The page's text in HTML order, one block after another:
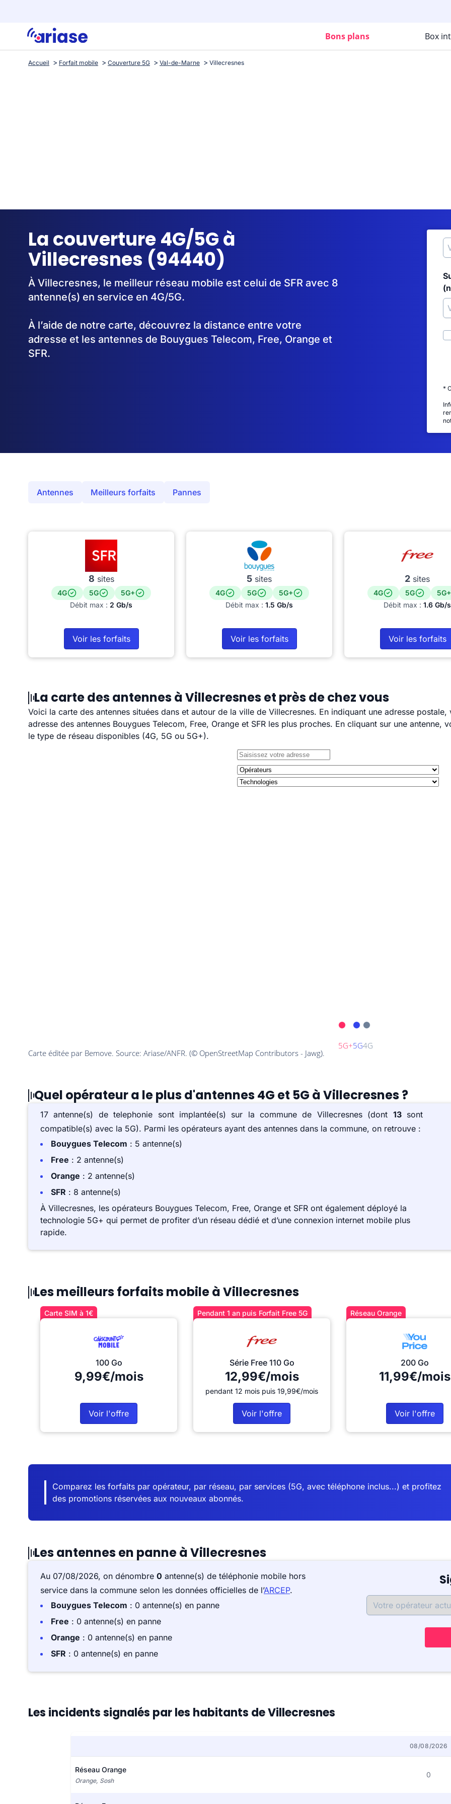
Bons plans Box
Accueil Forfait mobile Couverture 5G Val-de-Marne Villecresnes
La couverture 4G/5G à
Villecresnes (94440)
À Villecresnes, le meilleur réseau mobile est celui de SFR avec 8
antenne(s) en service en 4G/5G.
À l’aide de notre carte, découvrez la distance entre votre
adresse et les antennes de Bouygues Telecom, Free, Orange et
SFR.
*
Antennes Meilleurs forfaits Pannes
8 sites
4G 5G
5G+
Débit max : 2 Gb/s
Voir les forfaits
5 sites
4G 5G
5G+
Débit max : 1.5 Gb/s
Voir les forfaits
2 sites
4G 5G
5G+
Débit max : 1.6 Gb/s
Voir les forfaits
La carte des antennes à Villecresnes et près de chez vous
Voici la carte des antennes situées dans et autour de la ville de Villecresnes. En indiquant une adresse
adresse des antennes Bouygues Telecom, Free, Orange et SFR les plus proches. En cliquant sur une
le type de réseau disponibles (4G, 5G ou 5G+).
Quel opérateur a le plus d'antennes 4G et 5G à Villecresnes ?
17 antenne(s) de telephonie sont implantée(s) sur la commune de Villecresnes (dont 13sont
compatible(s) avec la 5G). Parmi les opérateurs ayant des antennes dans la commune, on retrouve :
Bouygues Telecom : 5 antenne(s)
Free : 2 antenne(s)
Orange : 2 antenne(s)
SFR : 8 antenne(s)
À Villecresnes, les opérateurs Bouygues Telecom, Free, Orange et SFR ont également déployé la
technologie 5G+ qui permet de profiter d’un réseau dédié et d’une connexion internet mobile plus
rapide.
Les meilleurs forfaits mobile à Villecresnes
Carte SIM à 1€
100 Go
9,99€/mois
Voir l'offre
Pendant 1 an puis Forfait Free 5G
Série Free 110 Go
12,99€/mois
pendant 12 mois puis 19,99€/mois
Voir l'offre
Réseau Orange
200 Go
11,99€/mois
Voir l'offre
Comparez les forfaits par opérateur, par réseau, par services (5G, avec téléphone inclus...) et profitez
des promotions réservées aux nouveaux abonnés.
Les antennes en panne à Villecresnes
Au 07/08/2026, on dénombre 0 antenne(s) de téléphonie mobile hors
service dans la commune selon les données officielles de l’ARCEP.
Bouygues Telecom : 0 antenne(s) en panne
Free : 0 antenne(s) en panne
Orange : 0 antenne(s) en panne
SFR : 0 antenne(s) en panne
Les incidents signalés par les habitants de Villecresnes
08/08/2026
Réseau Orange
Orange, Sosh
0